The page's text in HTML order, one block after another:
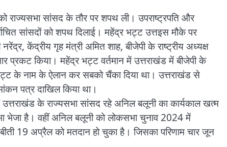
राज्यसभा सांसद के तौर पर शपथ ली। उपराष्ट्रपति और
सांसदों को शपथ दिलाई। महेंद्र भट्ट उत्तइस मौके पर
केंद्रीय गृह मंत्री अमित शाह, बीजेपी के राष्ट्रीय अध्यक्ष
प्रकट किया। महेंद्र भट्ट वर्तमान में उत्तराखंड में बीजेपी के
के नाम के ऐलान कर सबको चैंका दिया था। उत्तराखंड से
पत्र दाखिल किया था।
के राज्यसभा सांसद रहे अनिल बलूनी का कार्यकाल खत्म
भेजा है। वहीं अनिल बलूनी को लोकसभा चुनाव 2024 में
19 अप्रैल को मतदान हो चुका है। जिसका परिणाम चार जून